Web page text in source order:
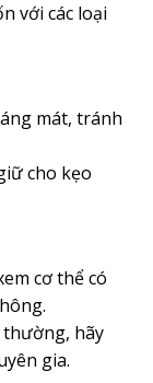
với các loại
mát, tránh
cho kẹo
cơ thể có
thường, hãy
gia.